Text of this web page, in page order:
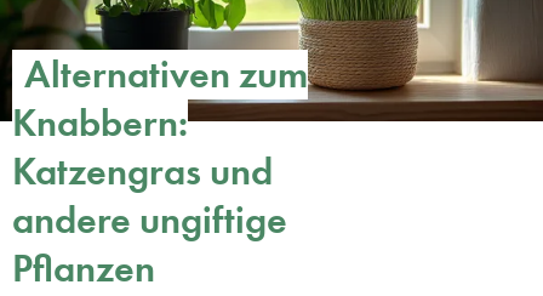
Alternativen zum
Knabbern:
Katzengras und
andere ungiftige
Pflanzen